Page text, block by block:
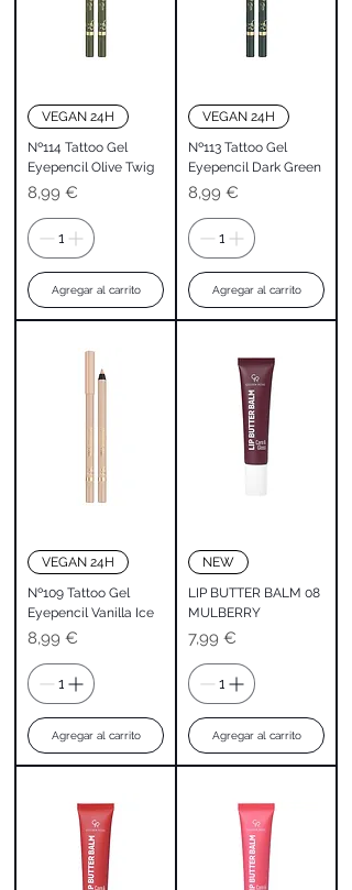
VEGAN 24H
Nº114 Tattoo Gel
Eyepencil Olive Twig
Precio
8,99 €
Agregar al carrito
VEGAN 24H
Nº113 Tattoo Gel
Eyepencil Dark Green
Precio
8,99 €
Agregar al carrito
VEGAN 24H
Nº109 Tattoo Gel
Eyepencil Vanilla Ice
Precio
8,99 €
Agregar al carrito
NEW
LIP BUTTER BALM 08
MULBERRY
Precio
7,99 €
Agregar al carrito